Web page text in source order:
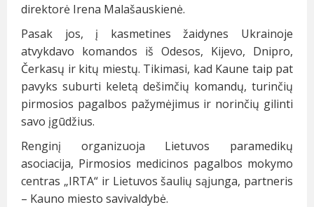
direktorė Irena Malašauskienė.
Pasak jos, į kasmetines žaidynes Ukrainoje
atvykdavo komandos iš Odesos, Kijevo, Dnipro,
Čerkasų ir kitų miestų. Tikimasi, kad Kaune taip pat
pavyks suburti keletą dešimčių komandų, turinčių
pirmosios pagalbos pažymėjimus ir norinčių gilinti
savo įgūdžius.
Renginį organizuoja Lietuvos paramedikų
asociacija, Pirmosios medicinos pagalbos mokymo
centras „IRTA“ ir Lietuvos šaulių sąjunga, partneris
– Kauno miesto savivaldybė.